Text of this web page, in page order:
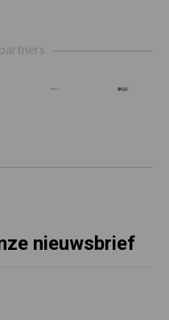
nieuwsbrief